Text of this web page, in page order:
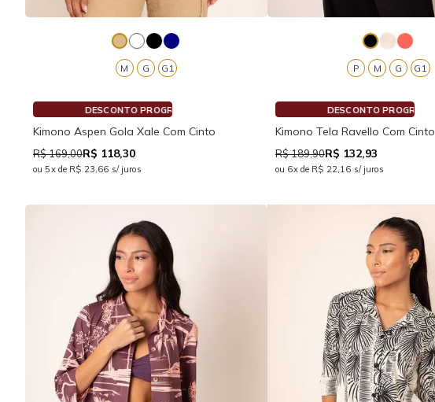
M G G1
PROGRESSIVO
Kimono Aspen Gola Xale Com Cinto
R$ 169,00R$ 118,30
ou 5x de R$ 23,66 s/ juros
P G G1
M
DESCONTO PROGRESSIVO
Kimono Tela Ravello Com Cinto
R$ 189,90R$ 132,93
ou 6x de R$ 22,16 s/ juros